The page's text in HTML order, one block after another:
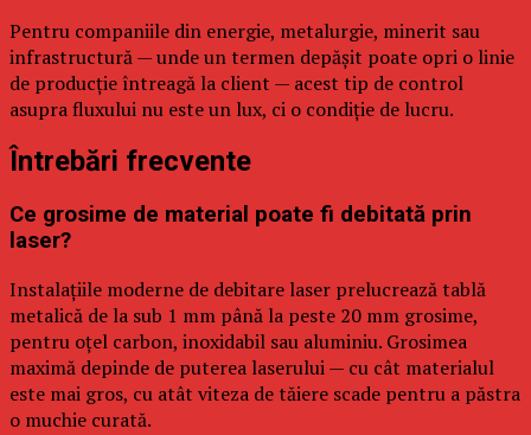
Pentru companiile din energie, metalurgie, minerit sau
infrastructură — unde un termen depășit poate opri o linie
de producție întreagă la client — acest tip de control
asupra fluxului nu este un lux, ci o condiție de lucru.
Întrebări frecvente
Ce grosime de material poate fi debitată prin
laser?
Instalațiile moderne de debitare laser prelucrează tablă
metalică de la sub 1 mm până la peste 20 mm grosime,
pentru oțel carbon, inoxidabil sau aluminiu. Grosimea
maximă depinde de puterea laserului — cu cât materialul
este mai gros, cu atât viteza de tăiere scade pentru a păstra
o muchie curată.